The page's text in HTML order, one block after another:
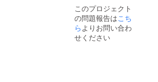
の家に
なる、
ちょっ
とユ
ニーク
このプロジェクト
の問題報告はこち
らよりお問い合わ
せください